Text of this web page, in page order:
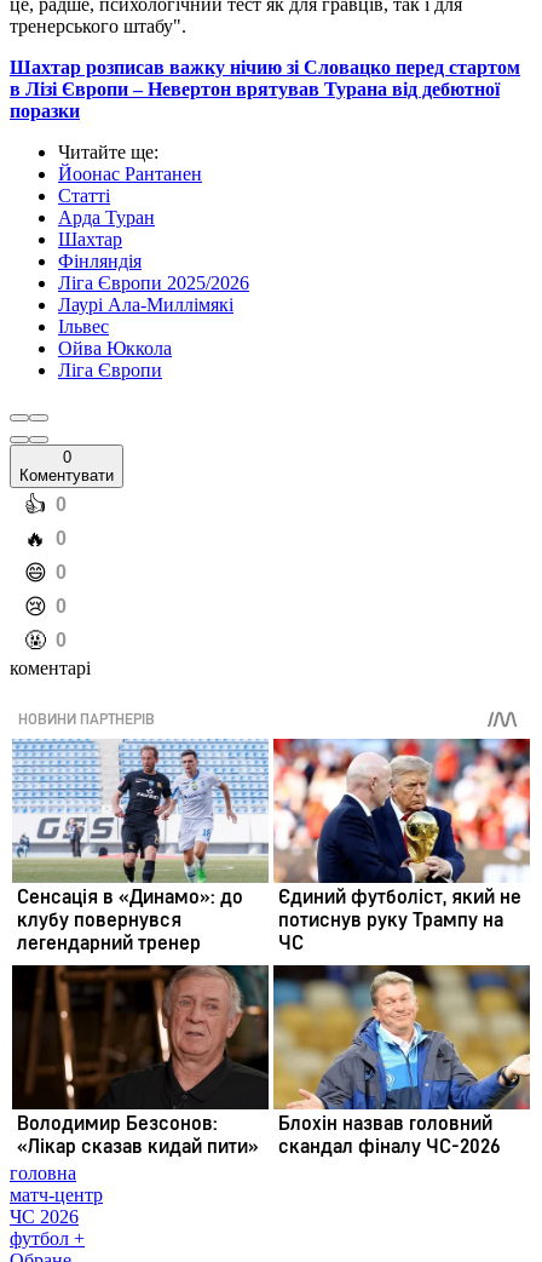
це, радше, психологічний тест як для гравців, так і для
тренерського штабу".
Шахтар розписав важку нічию зі Словацко перед стартом
в Лізі Європи – Невертон врятував Турана від дебютної
поразки
Читайте ще:
Йоонас Рантанен
Статті
Арда Туран
Шахтар
Фінляндія
Ліга Європи 2025/2026
Лаурі Ала-Миллімякі
Ільвес
Ойва Юккола
Ліга Європи
0
Коментувати
️👍 0
️🔥 0
️😄 0
️😢 0
️🤬 0
коментарі
головна
матч-центр
ЧС 2026
футбол +